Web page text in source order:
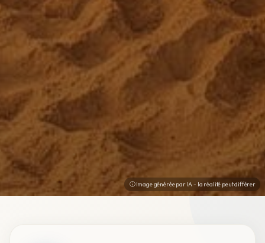
Image générée par IA - la réalité peut différer